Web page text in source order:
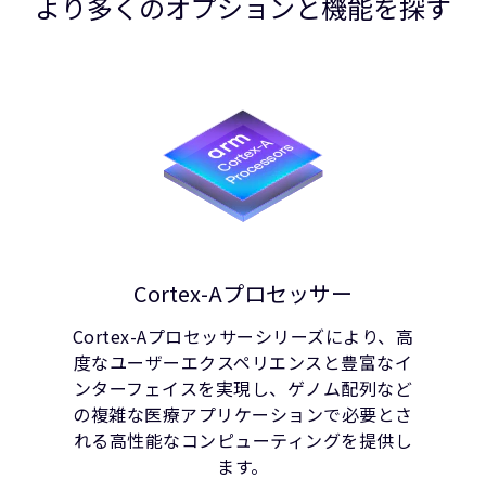
Cortex-Aプロセッサー
Cortex-Aプロセッサーシリーズにより、高
度なユーザーエクスペリエンスと豊富なイ
ンターフェイスを実現し、ゲノム配列など
の複雑な医療アプリケーションで必要とさ
れる高性能なコンピューティングを提供し
ます。